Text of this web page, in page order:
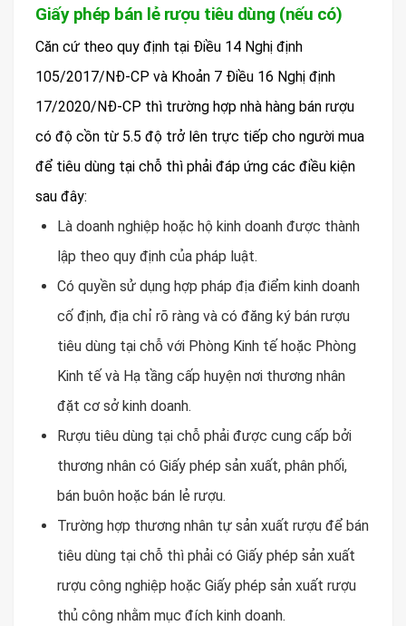
Giấy phép bán lẻ rượu tiêu dùng (nếu có)
Căn cứ theo quy định tại Điều 14 Nghị định
105/2017/NĐ-CP và Khoản 7 Điều 16 Nghị định
17/2020/NĐ-CP thì trường hợp nhà hàng bán rượu
có độ cồn từ 5.5 độ trở lên trực tiếp cho người mua
để tiêu dùng tại chỗ thì phải đáp ứng các điều kiện
sau đây:
Là doanh nghiệp hoặc hộ kinh doanh được thành
lập theo quy định của pháp luật.
Có quyền sử dụng hợp pháp địa điểm kinh doanh
cố định, địa chỉ rõ ràng và có đăng ký bán rượu
tiêu dùng tại chỗ với Phòng Kinh tế hoặc Phòng
Kinh tế và Hạ tầng cấp huyện nơi thương nhân
đặt cơ sở kinh doanh.
Rượu tiêu dùng tại chỗ phải được cung cấp bởi
thương nhân có Giấy phép sản xuất, phân phối,
bán buôn hoặc bán lẻ rượu.
Trường hợp thương nhân tự sản xuất rượu để bán
tiêu dùng tại chỗ thì phải có Giấy phép sản xuất
rượu công nghiệp hoặc Giấy phép sản xuất rượu
thủ công nhằm mục đích kinh doanh.